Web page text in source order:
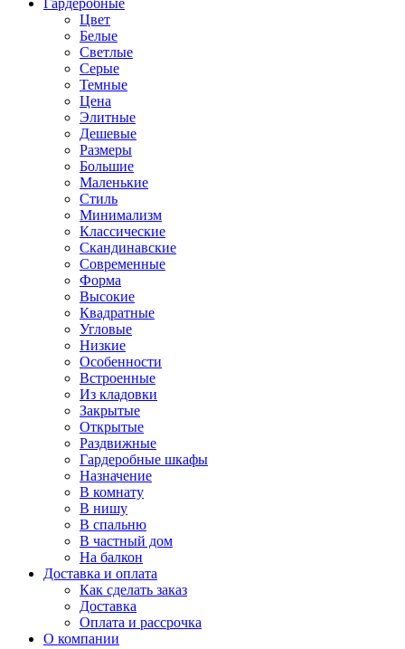
Гардеробные
Цвет
Белые
Светлые
Серые
Темные
Цена
Элитные
Дешевые
Размеры
Большие
Маленькие
Стиль
Минимализм
Классические
Скандинавские
Современные
Форма
Высокие
Квадратные
Угловые
Низкие
Особенности
Встроенные
Из кладовки
Закрытые
Открытые
Раздвижные
Гардеробные шкафы
Назначение
В комнату
В нишу
В спальню
В частный дом
На балкон
Доставка и оплата
Как сделать заказ
Доставка
Оплата и рассрочка
О компании